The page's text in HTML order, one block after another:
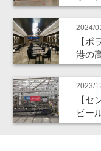
2024/
【ポ
港の
2023/
【セ
ビー